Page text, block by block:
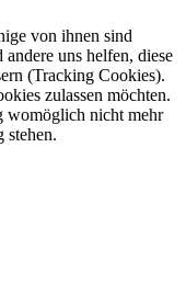
von ihnen sind
uns helfen, diese
(Tracking Cookies).
zulassen möchten.
womöglich nicht mehr
stehen.